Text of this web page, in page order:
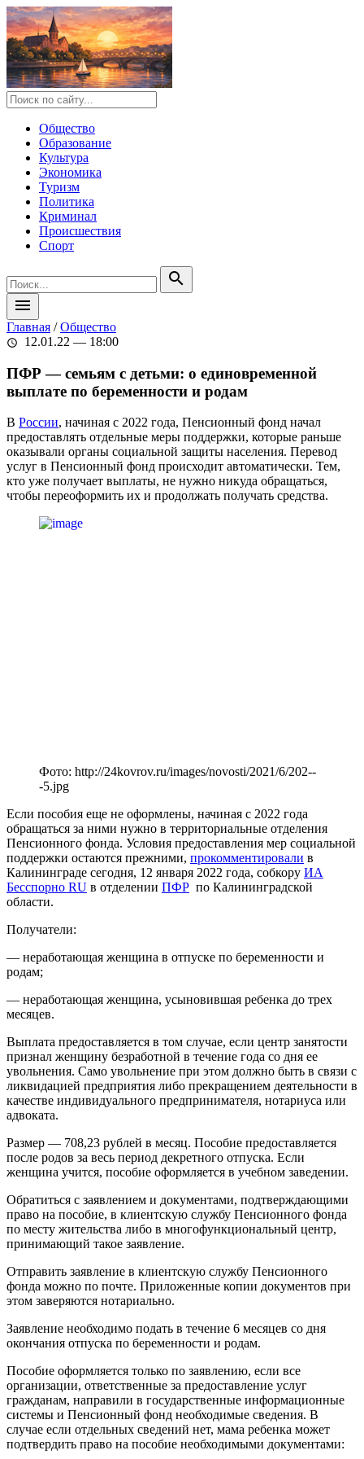
Общество
Образование
Культура
Экономика
Туризм
Политика
Криминал
Происшествия
Спорт
search
menu
Главная /Общество
schedule 12.01.22 — 18:00
ПФР — семьям с детьми: о единовременной
выплате по беременности и родам
В России, начиная с 2022 года, Пенсионный фонд начал
предоставлять отдельные меры поддержки, которые раньше
оказывали органы социальной защиты населения. Перевод
услуг в Пенсионный фонд происходит автоматически. Тем,
кто уже получает выплаты, не нужно никуда обращаться,
чтобы переоформить их и продолжать получать средства.
Фото: http://24kovrov.ru/images/novosti/2021/6/202--
-5.jpg
Если пособия еще не оформлены, начиная с 2022 года
обращаться за ними нужно в территориальные отделения
Пенсионного фонда. Условия предоставления мер социальной
поддержки остаются прежними, прокомментировали в
Калининграде сегодня, 12 января 2022 года, собкору ИА
Бесспорно RU в отделении ПФР по Калининградской
области.
Получатели:
— неработающая женщина в отпуске по беременности и
родам;
— неработающая женщина, усыновившая ребенка до трех
месяцев.
Выплата предоставляется в том случае, если центр занятости
признал женщину безработной в течение года со дня ее
увольнения. Само увольнение при этом должно быть в связи с
ликвидацией предприятия либо прекращением деятельности в
качестве индивидуального предпринимателя, нотариуса или
адвоката.
Размер — 708,23 рублей в месяц. Пособие предоставляется
после родов за весь период декретного отпуска. Если
женщина учится, пособие оформляется в учебном заведении.
Обратиться с заявлением и документами, подтверждающими
право на пособие, в клиентскую службу Пенсионного фонда
по месту жительства либо в многофункциональный центр,
принимающий такое заявление.
Отправить заявление в клиентскую службу Пенсионного
фонда можно по почте. Приложенные копии документов при
этом заверяются нотариально.
Заявление необходимо подать в течение 6 месяцев со дня
окончания отпуска по беременности и родам.
Пособие оформляется только по заявлению, если все
организации, ответственные за предоставление услуг
гражданам, направили в государственные информационные
системы и Пенсионный фонд необходимые сведения. В
случае если отдельных сведений нет, мама ребенка может
подтвердить право на пособие необходимыми документами: